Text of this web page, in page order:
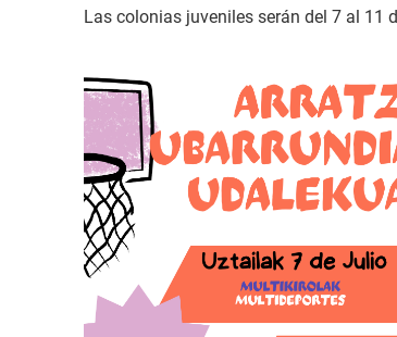
Las colonias juveniles serán del 7 al 11